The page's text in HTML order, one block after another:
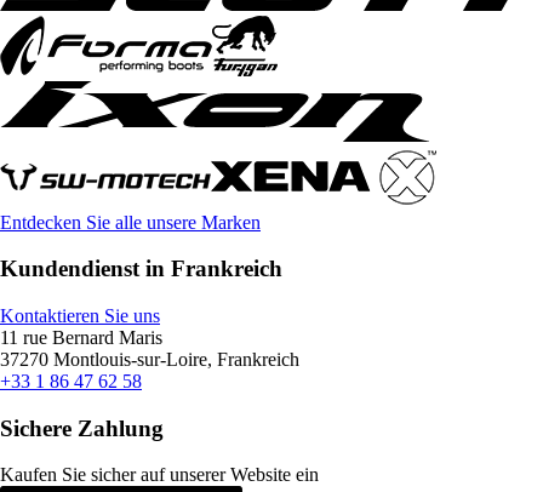
Entdecken Sie alle unsere Marken
Kundendienst in Frankreich
Kontaktieren Sie uns
11 rue Bernard Maris
37270 Montlouis-sur-Loire, Frankreich
+33 1 86 47 62 58
Sichere Zahlung
Kaufen Sie sicher auf unserer Website ein